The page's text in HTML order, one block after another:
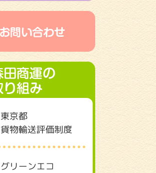
東京都
貨物輸送評価制度
グリーンエコ